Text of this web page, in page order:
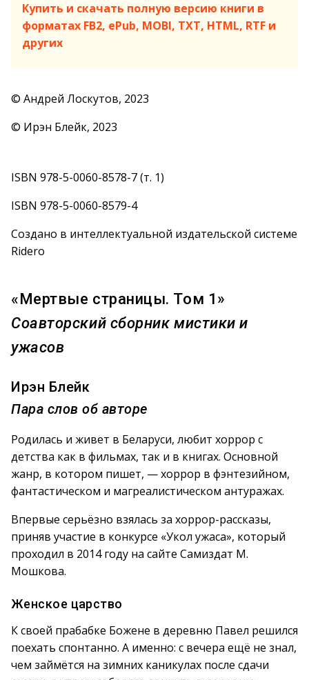
Купить и скачать полную версию книги в
форматах FB2, ePub, MOBI, TXT, HTML, RTF и
других
© Андрей Лоскутов, 2023
© Ирэн Блейк, 2023
ISBN 978-5-0060-8578-7 (т. 1)
ISBN 978-5-0060-8579-4
Создано в интеллектуальной издательской системе
Ridero
«Мертвые страницы. Том 1»
Соавторский сборник мистики и
ужасов
Ирэн Блейк
Пара слов об авторе
Родилась и живет в Беларуси, любит хоррор с
детства как в фильмах, так и в книгах. Основной
жанр, в котором пишет, — хоррор в фэнтезийном,
фантастическом и магреалистическом антуражах.
Впервые серьёзно взялась за хоррор-рассказы,
приняв участие в конкурсе «Укол ужаса», который
проходил в 2014 году на сайте Самиздат М.
Мошкова.
Женское царство
К своей прабабке Божене в деревню Павел решился
поехать спонтанно. А именно: с вечера ещё не знал,
чем займётся на зимних каникулах после сдачи